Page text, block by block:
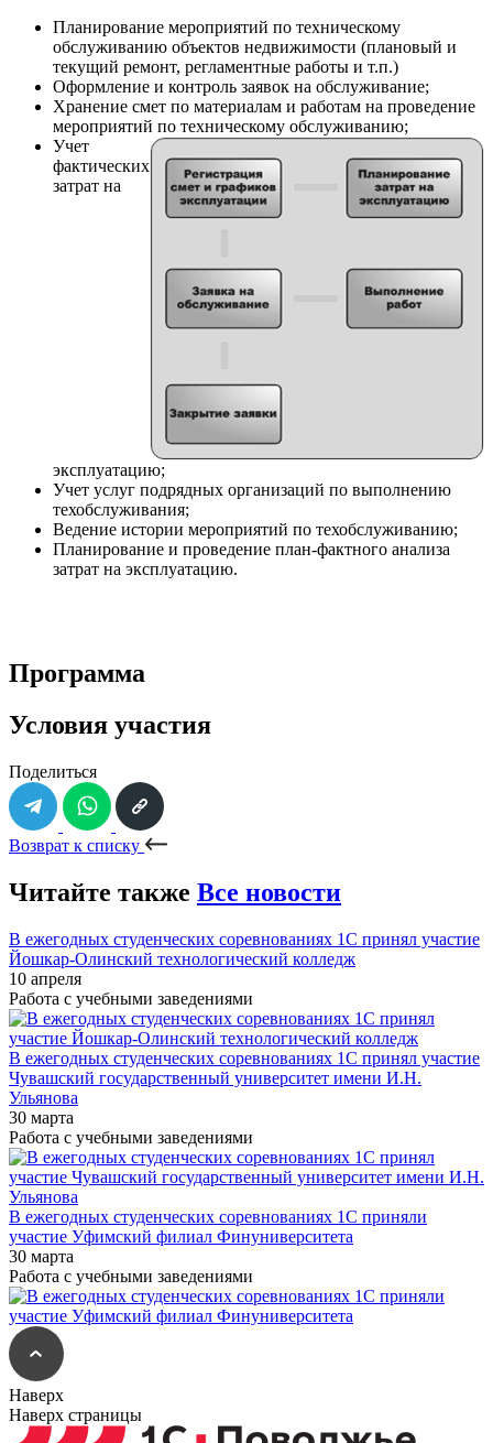
Планирование мероприятий по техническому
обслуживанию объектов недвижимости (плановый и
текущий ремонт, регламентные работы и т.п.)
Оформление и контроль заявок на обслуживание;
Хранение смет по материалам и работам на проведение
мероприятий по техническому обслуживанию;
Учет
фактических
затрат на
эксплуатацию;
Учет услуг подрядных организаций по выполнению
техобслуживания;
Ведение истории мероприятий по техобслуживанию;
Планирование и проведение план-фактного анализа
затрат на эксплуатацию.
Программа
Условия участия
Поделиться
Возврат к списку
Читайте также Все новости
В ежегодных студенческих соревнованиях 1С принял участие
Йошкар-Олинский технологический колледж
10 апреля
Работа с учебными заведениями
В ежегодных студенческих соревнованиях 1С принял участие
Чувашский государственный университет имени И.Н.
Ульянова
30 марта
Работа с учебными заведениями
В ежегодных студенческих соревнованиях 1С приняли
участие Уфимский филиал Финуниверситета
30 марта
Работа с учебными заведениями
Наверх
Наверх страницы